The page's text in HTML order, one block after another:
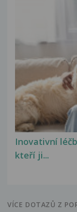
Inovativní
kteří ji...
VÍCE DOTAZŮ Z